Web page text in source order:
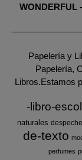
WONDERFUL-
Papelería y
Papelería,
Libros.Estamos
-libro-
naturales despeche
de-texto
perfumes